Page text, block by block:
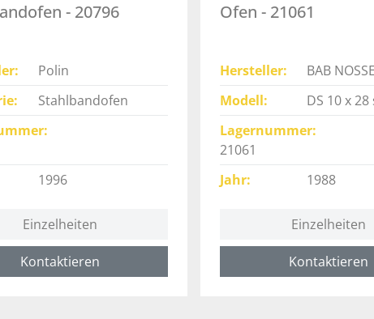
- 20796
Polin
Stahlbandofen
1996
Einzelheiten
Kontaktieren
Ofen - 21061
Hersteller
BAB
Modell
DS 10 x 28
Lagernummer
21061
Jahr
1988
Einzelheiten
Kontaktieren